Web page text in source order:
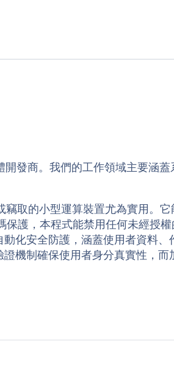
發商。我們的工作領域主要涵
取的小型運算裝置尤為實用。
護，本程式能禁用任何未經授
化安全防護，涵蓋使用者資料
機制確保使用者身分真實性，